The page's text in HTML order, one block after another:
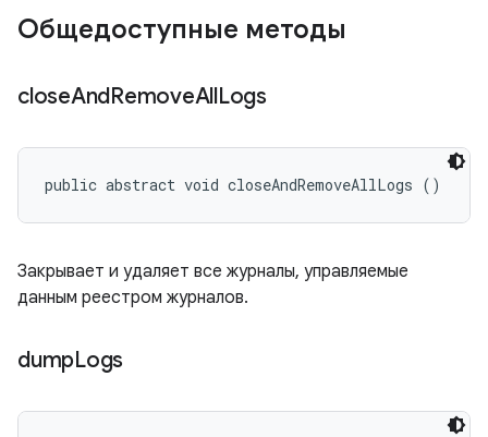
Общедоступные методы
closeAndRemoveAllLogs
public abstract void closeAndRemoveAllLogs ()
Закрывает и удаляет все журналы, управляемые
данным реестром журналов.
dumpLogs